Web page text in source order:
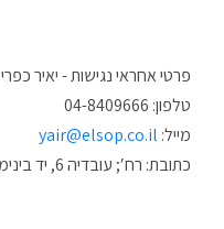
פרטי אחראי נגישות - יאיר כפרי
טלפון: 04-8409666
מייל: yair@elsop.co.il
כתובת: רח′; עובדיה 6, יד בינימין (נגיש)